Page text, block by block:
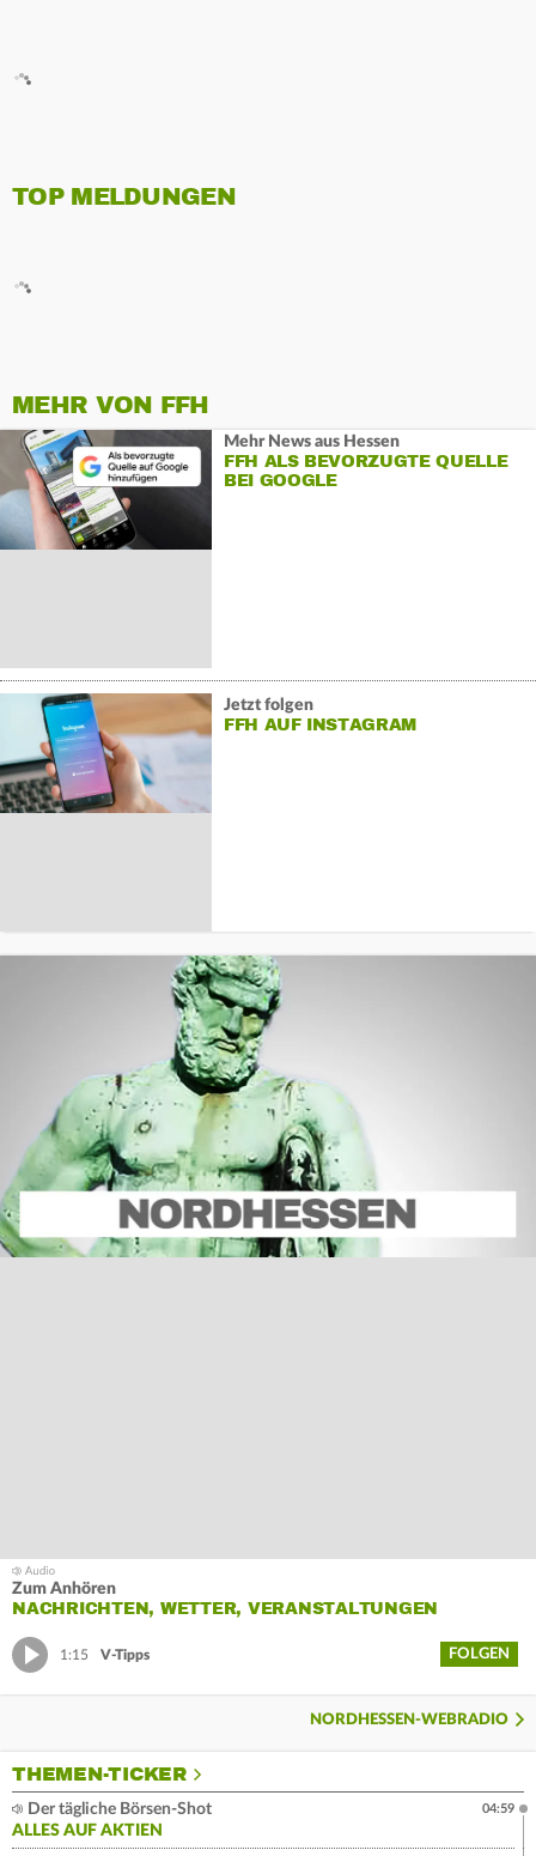
TOP MELDUNGEN
MEHR VON FFH
Mehr News aus Hessen
FFH ALS BEVORZUGTE QUELLE
BEI GOOGLE
Jetzt folgen
FFH AUF INSTAGRAM
Zum Anhören
NACHRICHTEN, WETTER, VERANSTALTUNGEN
1:15 V-Tipps FOLGEN
NORDHESSEN-WEBRADIO
THEMEN-TICKER
Der tägliche Börsen-Shot
ALLES AUF AKTIEN
04:59